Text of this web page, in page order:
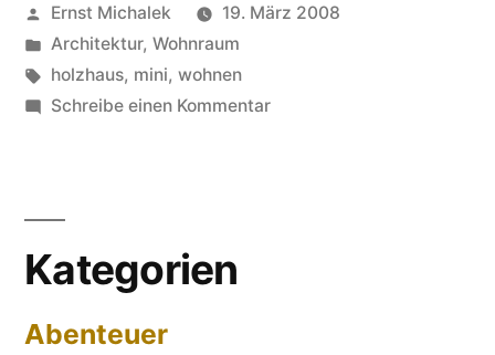
Wohnhaus
der
Welt“
Veröffentlicht
von
Ernst Michalek
19. März 2008
Veröffentlicht
unter
Architektur, Wohnraum
Schlagwörter:
holzhaus, mini, wohnen
Schreibe einen Kommentarzu
Kategorien
Abenteuer